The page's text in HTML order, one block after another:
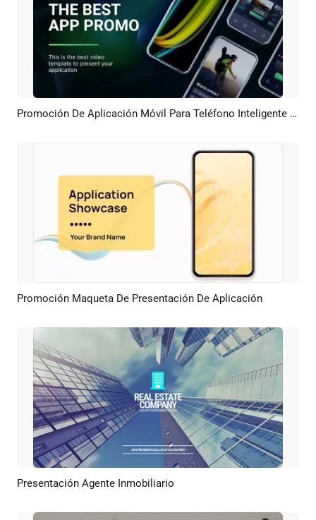
Previsualizar Crear IA Promoción De Aplicación Móvil Para Teléfono Inteligente Con Forma Fluida 3d
Previsualizar Crear IA
Promoción Maqueta De Presentación De Aplicación
Previsualizar
Presentación Agente Inmobiliario